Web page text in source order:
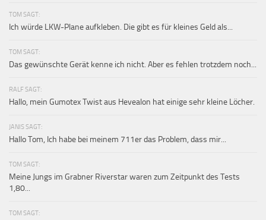
TOM SAGT:
Ich würde LKW-Plane aufkleben. Die gibt es für kleines Geld als...
TOM SAGT:
Das gewünschte Gerät kenne ich nicht. Aber es fehlen trotzdem noch...
RALF SAGT:
Hallo, mein Gumotex Twist aus Hevealon hat einige sehr kleine Löcher.
JANIS SAGT:
Hallo Tom, Ich habe bei meinem 711er das Problem, dass mir...
TOM SAGT:
Meine Jungs im Grabner Riverstar waren zum Zeitpunkt des Tests
1,80...
TOM SAGT: